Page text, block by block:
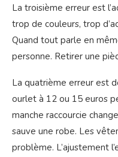
La troisième erreur est
trop de couleurs, trop
Quand tout parle en
personne. Retirer une
La quatrième erreur est
ourlet à 12 ou 15 euros
manche raccourcie
sauve une robe. Les
problème. L’ajustement